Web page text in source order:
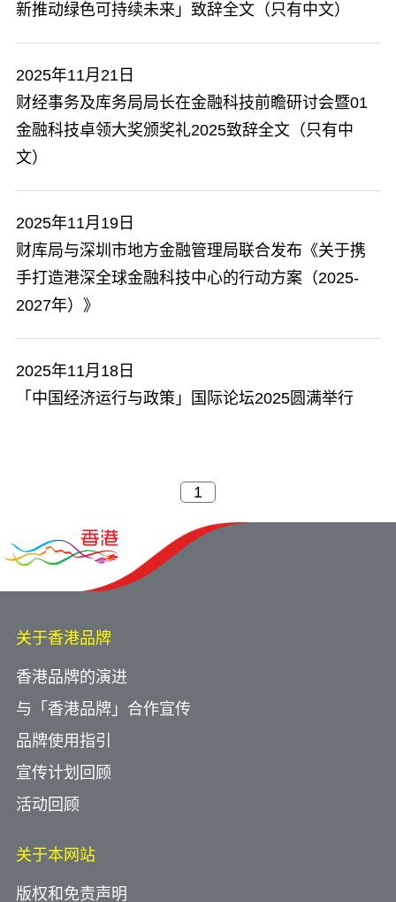
新推动绿色可持续未来」致辞全文（只有中文）
2025年11月21日
财经事务及库务局局长在金融科技前瞻研讨会暨01
金融科技卓领大奖颁奖礼2025致辞全文（只有中
文）
2025年11月19日
财库局与深圳市地方金融管理局联合发布《关于携
手打造港深全球金融科技中心的行动方案（2025-
2027年）》
2025年11月18日
「中国经济运行与政策」国际论坛2025圆满举行
关于香港品牌
香港品牌的演进
与「香港品牌」合作宣传
品牌使用指引
宣传计划回顾
活动回顾
关于本网站
版权和免责声明